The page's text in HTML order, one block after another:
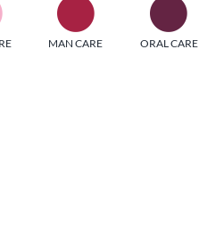
di società di comunicazione
Edizioni Turbo, in
fornisce strumenti di
settori beauty, food,
MAN CARE ORAL CARE